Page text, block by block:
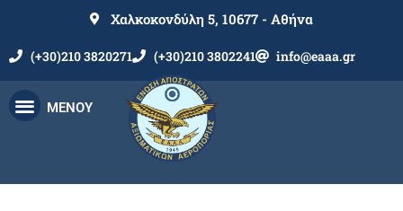
Χαλκοκονδύλη 5, 10677 - Αθήνα
(+30)210 3820271 (+30)210 3802241 info@eaaa.gr
ΜΕΝΟΥ